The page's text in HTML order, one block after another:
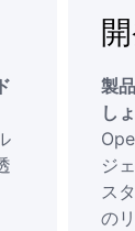
製
し
ジ
ス
の